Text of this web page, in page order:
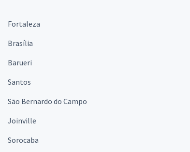
Fortaleza
Brasília
Barueri
Santos
São Bernardo do Campo
Joinville
Sorocaba